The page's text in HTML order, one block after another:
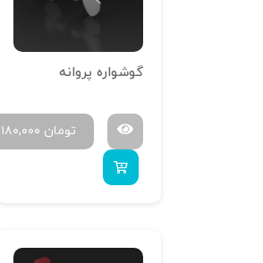
گوشواره پروانه
۱۸۰,۰۰۰ تومان